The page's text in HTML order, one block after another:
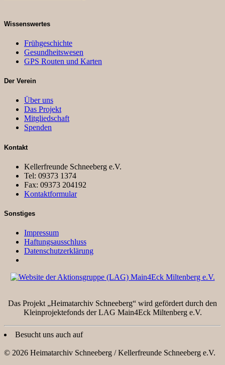
Wissenswertes
Frühgeschichte
Gesundheitswesen
GPS Routen und Karten
Der Verein
Über uns
Das Projekt
Mitgliedschaft
Spenden
Kontakt
Kellerfreunde Schneeberg e.V.
Tel: 09373 1374
Fax: 09373 204192
Kontaktformular
Sonstiges
Impressum
Haftungsausschluss
Datenschutzerklärung
Das Projekt „Heimatarchiv Schneeberg“ wird gefördert durch den
Kleinprojektefonds der LAG Main4Eck Miltenberg e.V.
Besucht uns auch auf
© 2026 Heimatarchiv Schneeberg / Kellerfreunde Schneeberg e.V.